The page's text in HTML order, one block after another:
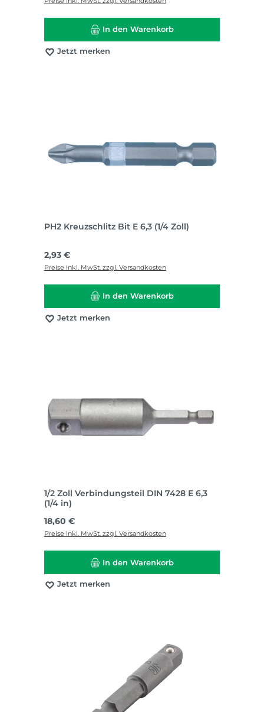
In den Warenkorb
Jetzt merken
PH2 Kreuzschlitz Bit E 6,3 (1/4 Zoll)
Regulärer Preis:
2,93 €
Preise inkl. MwSt. zzgl. Versandkosten
In den Warenkorb
Jetzt merken
1/2 Zoll Verbindungsteil DIN 7428 E 6,3
(1/4 in)
Regulärer Preis:
18,60 €
Preise inkl. MwSt. zzgl. Versandkosten
In den Warenkorb
Jetzt merken